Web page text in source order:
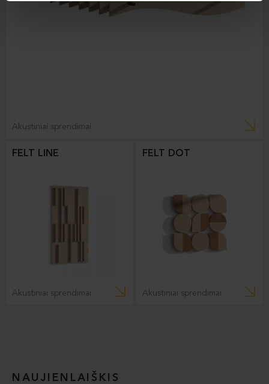
Akustiniai sprendimai
FELT LINE
Akustiniai sprendimai
FELT DOT
Akustiniai sprendimai
NAUJIENLAIŠKIS